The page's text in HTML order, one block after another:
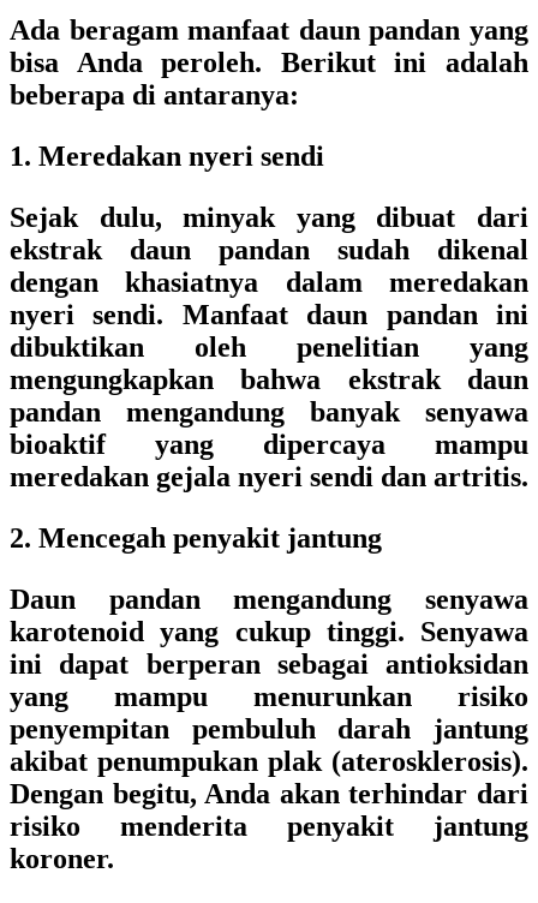
Ada beragam manfaat daun pandan yang
bisa Anda peroleh. Berikut ini adalah
beberapa di antaranya:
1. Meredakan nyeri sendi
Sejak dulu, minyak yang dibuat dari
ekstrak daun pandan sudah dikenal
dengan khasiatnya dalam meredakan
nyeri sendi. Manfaat daun pandan ini
dibuktikan oleh penelitian yang
mengungkapkan bahwa ekstrak daun
pandan mengandung banyak senyawa
bioaktif yang dipercaya mampu
meredakan gejala nyeri sendi dan artritis.
2. Mencegah penyakit jantung
Daun pandan mengandung senyawa
karotenoid yang cukup tinggi. Senyawa
ini dapat berperan sebagai antioksidan
yang mampu menurunkan risiko
penyempitan pembuluh darah jantung
akibat penumpukan plak (aterosklerosis).
Dengan begitu, Anda akan terhindar dari
risiko menderita penyakit jantung
koroner.